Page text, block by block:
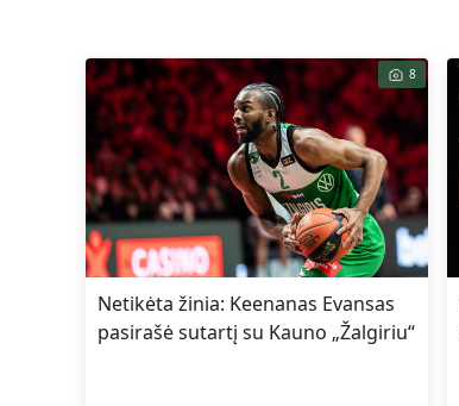
8
Netikėta žinia: Keenanas Evansas
pasirašė sutartį su Kauno „Žalgiriu“